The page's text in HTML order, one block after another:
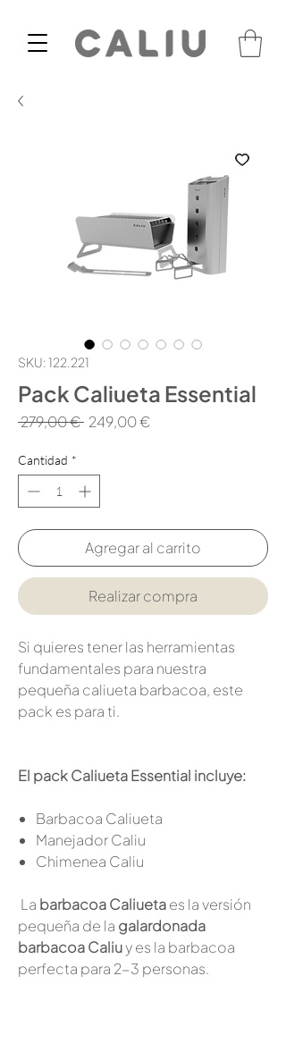
SKU: 122.221
Pack Caliueta Essential
279,00 € Precio
249,00 €
Cantidad *
Agregar al carrito
Realizar compra
Si quieres tener las herramientas
fundamentales para nuestra
pequeña caliueta barbacoa, este
pack es para ti.
El pack Caliueta Essential incluye:
Barbacoa Caliueta
Manejador Caliu
Chimenea Caliu
La barbacoa Caliuetaes la versión
pequeña de la galardonada
barbacoa Caliuy es la barbacoa
perfecta para 2-3 personas.